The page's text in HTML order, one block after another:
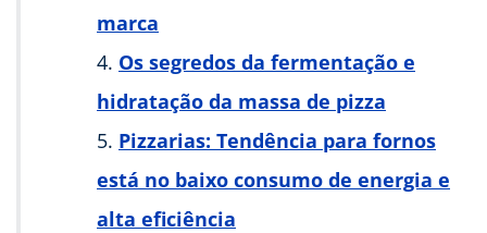
marca
Os segredos da fermentação e
hidratação da massa de pizza
Pizzarias: Tendência para fornos
está no baixo consumo de energia e
alta eficiência